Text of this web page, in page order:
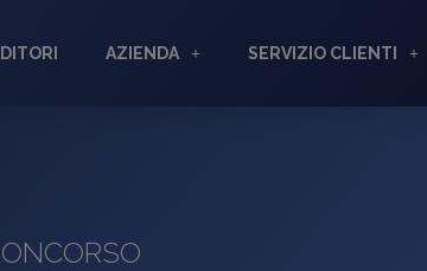
AZIENDA SERVIZIO CLIENTI